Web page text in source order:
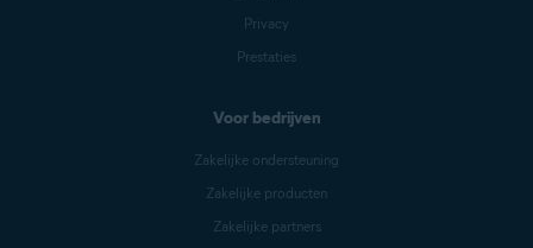
Privacy
Prestaties
Voor bedrijven
Zakelijke ondersteuning
Zakelijke producten
Zakelijke partners